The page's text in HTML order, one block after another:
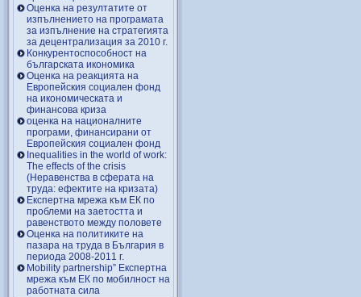
Оценка на резултатите от
изпълнението на програмата
за изпълнение на стратегията
за децентрализация за 2010 г.
Конкурентоспособност на
българската икономика
Оценка на реакцията на
Европейския социален фонд
на икономическата и
финансова криза
оценка на националните
програми, финансирани от
Европейския социален фонд
Inequalities in the world of work:
The effects of the crisis
(Неравенства в сферата на
труда: ефектите на кризата)
Експертна мрежа към ЕК по
проблеми на заетостта и
равенството между половете
Оценка на политиките на
пазара на труда в България в
периода 2008-2011 г.
Mobility partnership” Експертна
мрежа към ЕК по мобилност на
работната сила